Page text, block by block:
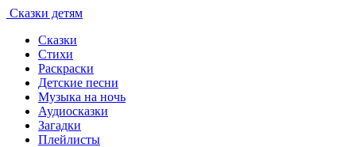
Сказки детям
Сказки
Стихи
Раскраски
Детские песни
Музыка на ночь
Аудиосказки
Загадки
Плейлисты